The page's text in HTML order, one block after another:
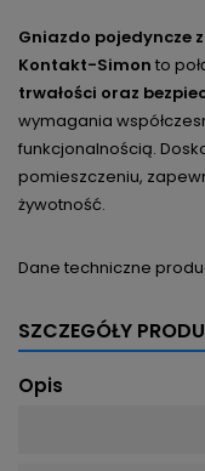
Gniazdo pojedyncze z
Kontakt-Simon to
trwałości oraz
wymagania
funkcjonalnością.
pomieszczeniu,
żywotność.
Dane techniczne
SZCZEGÓŁY
Opis